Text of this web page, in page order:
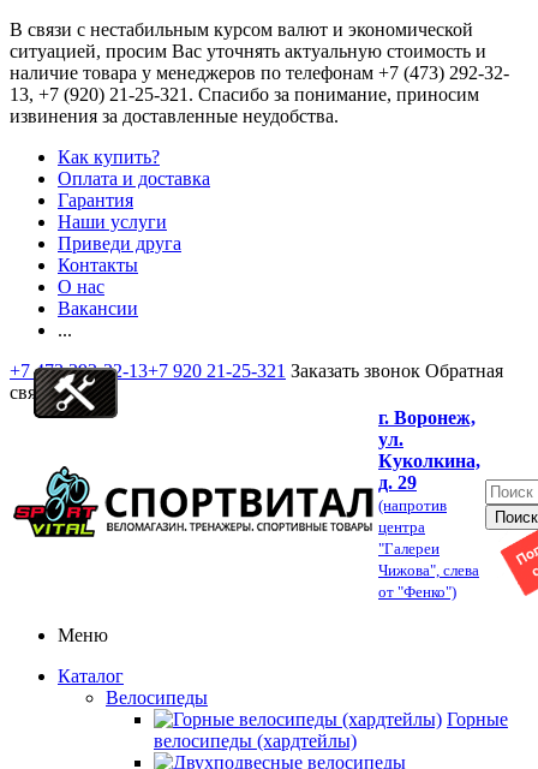
В связи с нестабильным курсом валют и экономической
ситуацией, просим Вас уточнять актуальную стоимость и
наличие товара у менеджеров по телефонам +7 (473) 292-32-
13, +7 (920) 21-25-321 . Спасибо за понимание, приносим
извинения за доставленные неудобства.
Как купить?
Оплата и доставка
Гарантия
Наши услуги
Приведи друга
Контакты
О нас
Вакансии
...
+7 473 292-32-13+7 920 21-25-321 Заказать звонок Обратная
связь
г. Воронеж,
ул.
Куколкина,
д. 29
(напротив
центра
"Галереи
Чижова", слева
от "Фенко")
Меню
Каталог
Велосипеды
Горные
велосипеды (хардтейлы)